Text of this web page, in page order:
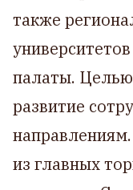
также
палаты. Целью
развитие
из главных